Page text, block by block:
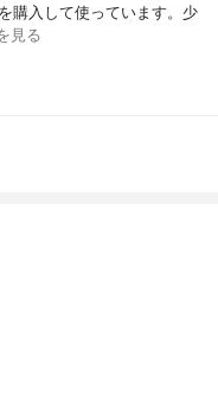
購入して使っています。少
見る